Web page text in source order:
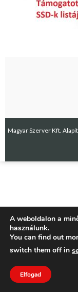
Magyar Szerver Kft.
A weboldalon a
használunk.
You can find out
switch them off in
Elfogad